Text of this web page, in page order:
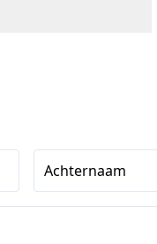
Achternaam